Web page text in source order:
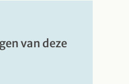
van deze